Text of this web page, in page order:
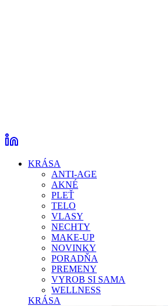
KRÁSA
ANTI-AGE
AKNÉ
PLEŤ
TELO
VLASY
NECHTY
MAKE-UP
NOVINKY
PORADŇA
PREMENY
VYROB SI SAMA
WELLNESS
KRÁSA